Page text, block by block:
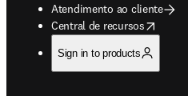
Atendimento ao cliente
Central de recursos
opens in new tab/window
Sign in to products